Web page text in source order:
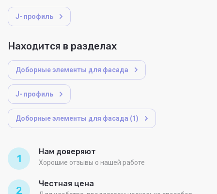
J- профиль
Находится в разделах
Доборные элементы для фасада
J- профиль
Доборные элементы для фасада (1)
1
Нам доверяют
Хорошие отзывы о нашей работе
2
Честная цена